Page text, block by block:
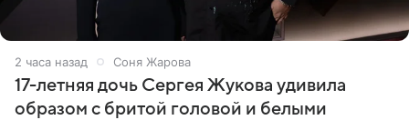
2 часа назад Соня Жарова
17-летняя дочь Сергея Жукова удивила
образом с бритой головой и белыми